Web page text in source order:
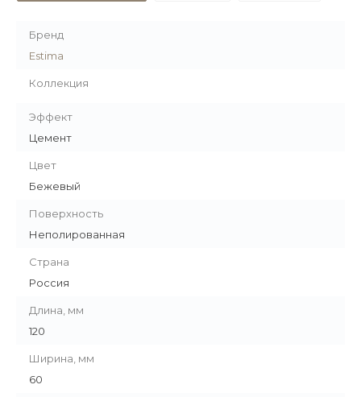
Бренд
Estima
Коллекция
Эффект
Цемент
Цвет
Бежевый
Поверхность
Неполированная
Страна
Россия
Длина, мм
120
Ширина, мм
60